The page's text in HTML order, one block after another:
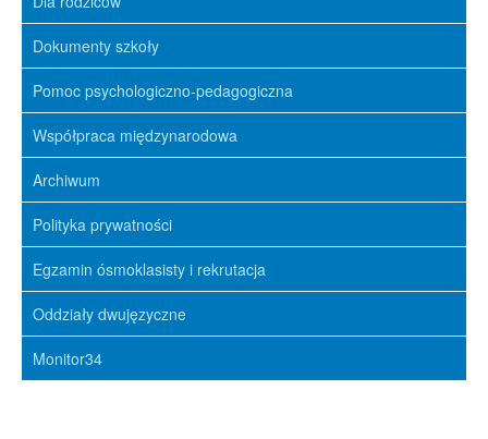
Dokumenty szkoły
Pomoc psychologiczno-pedagogiczna
Współpraca międzynarodowa
Archiwum
Polityka prywatności
Egzamin ósmoklasisty i rekrutacja
Oddziały dwujęzyczne
Monitor34